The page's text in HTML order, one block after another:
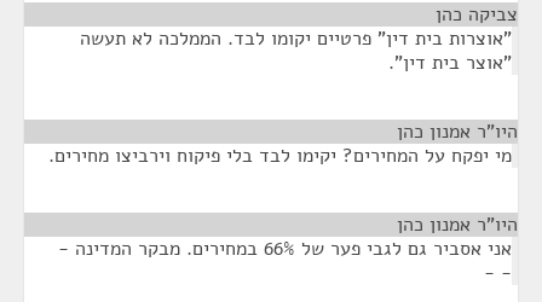
צביקה כהן
"אוצרות בית דין" פרטיים יקומו לבד. הממלכה לא תעשה
"אוצר בית דין".
היו"ר אמנון כהן
מי יפקח על המחירים? יקימו לבד בלי פיקוח וירביצו מחירים.
היו"ר אמנון כהן
אני אסביר גם לגבי פער של 66% במחירים. מבקר המדינה -
- -